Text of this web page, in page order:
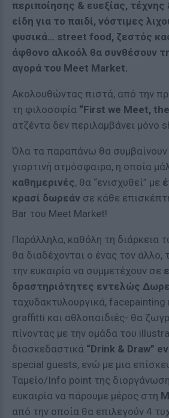
περιποίησης & ευεξίας,
είδη για το παιδί, νόστιμες
φυσικά… street food, ζεστός
άφθονο αλκοόλ θα συνθέσουν
αγορά του Meet Market.
Ακολουθώντας πιστά, από την
τη φιλοσοφία “First we Meet,
ατζέντα δεν περιλαμβάνει μόνο
Όλα τα παραπάνω θα συμβαίνουν
γιορτινή ατμόσφαιρα, η οποία
καθημερινές, θα “ενισχυθεί” με
κρασί δωρεάν σε κάθε
Bar του Meet Market!
Παράλληλα, καθόλη τη διάρκεια
θα διαδέχονται ο ένας τον άλλο,
την ευκαιρία να συμμετέχουν σε
δραστηριότητες εντελώς
ταχυδακτυλουργικά, facepainting
graffitti και αθλοπαιδιές- θα
πίνοντας με την ομάδα του
διασκεδαστικά “Drink & Draw”
special guests, ενώ με μια
Ταμείο/Info point της
ευκαιρία να πάρουμε μέρος στη
από την οποία θα επιλεγούν 4